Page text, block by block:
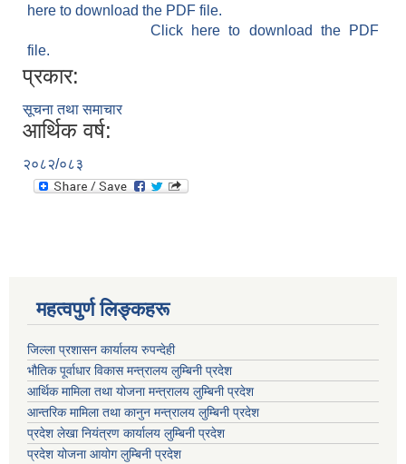
here to download the PDF file.
Click here to download the PDF
file.
प्रकार:
सूचना तथा समाचार
आर्थिक वर्ष:
२०८२/०८३
महत्वपुर्ण लिङ्कहरू
जिल्ला प्रशासन कार्यालय रुपन्देही
भौतिक पूर्वाधार विकास मन्त्रालय लुम्बिनी प्रदेश
आर्थिक मामिला तथा योजना मन्त्रालय लुम्बिनी प्रदेश
आन्तरिक मामिला तथा कानुन मन्त्रालय लुम्बिनी प्रदेश
प्रदेश लेखा नियंत्रण कार्यालय लुम्बिनी प्रदेश
प्रदेश योजना आयोग लुम्बिनी प्रदेश